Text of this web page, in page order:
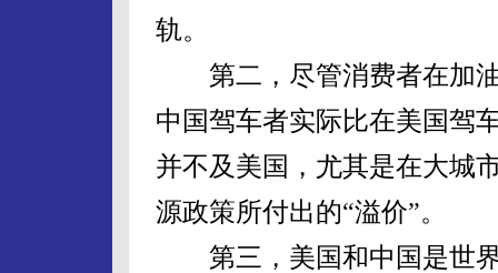
轨。
第二，尽管消费者在加油
中国驾车者实际比在美国驾
并不及美国，尤其是在大城
源政策所付出的“溢价”。
第三，美国和中国是世界